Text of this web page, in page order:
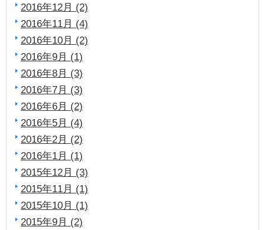
2016年12月 (2)
2016年11月 (4)
2016年10月 (2)
2016年9月 (1)
2016年8月 (3)
2016年7月 (3)
2016年6月 (2)
2016年5月 (4)
2016年2月 (2)
2016年1月 (1)
2015年12月 (3)
2015年11月 (1)
2015年10月 (1)
2015年9月 (2)